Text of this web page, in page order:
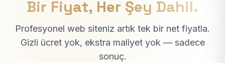
Bir Fiyat, Her Şey Dahil.
Profesyonel web siteniz artık tek bir net fiyatla.
Gizli ücret yok, ekstra maliyet yok — sadece
sonuç.